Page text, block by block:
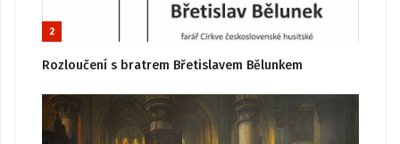
2
Rozloučení s bratrem Břetislavem Bělunkem